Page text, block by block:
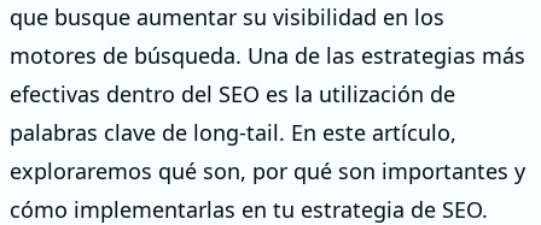
que busque aumentar su visibilidad en los
motores de búsqueda. Una de las estrategias más
efectivas dentro del SEO es la utilización de
palabras clave de long-tail. En este artículo,
exploraremos qué son, por qué son importantes y
cómo implementarlas en tu estrategia de SEO.